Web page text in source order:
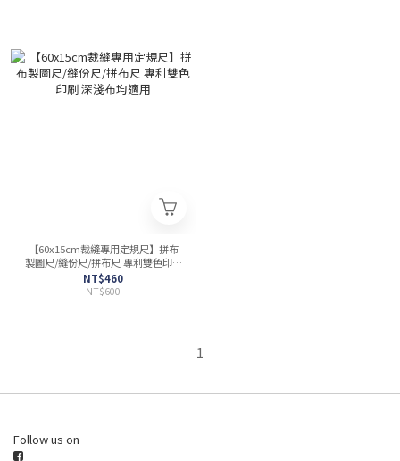
【60x15cm裁縫專用定規尺】拼布
製圖尺/縫份尺/拼布尺 專利雙色印刷
深淺布均適用
NT$460
NT$600
1
Follow us on